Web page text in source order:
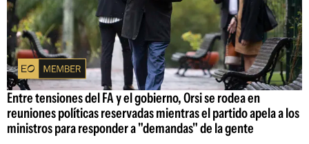
Entre tensiones del FA y el gobierno, Orsi se rodea en
reuniones políticas reservadas mientras el partido apela a los
ministros para responder a "demandas" de la gente